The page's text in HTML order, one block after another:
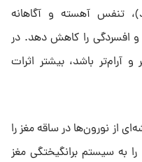
تنفس آهسته و آگاهانه
افسردگی را کاهش دهد. در
آرام‌تر باشد، بیشتر اثرات
از نورون‌ها در ساقه مغز را
به سیستم برانگیختگی مغز